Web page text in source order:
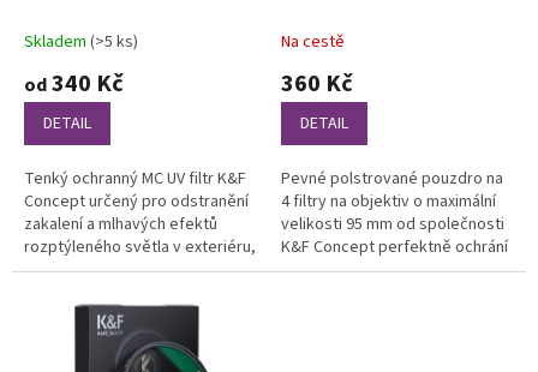
Průměrné
produktu
5,0
5
hvězdiček.
Skladem (>5 ks)
od340 Kč
DETAIL
Tenký ochranný MC UV filtr K&F
Concept určený pro odstranění
zakalení a mlhavých efektů
rozptýleného světla v exteriéru,
rozjasnění a zostření výsledné
Průměrné
hodnocení
produktu
5,0
5
hvězdiček.
Na cestě
360 Kč
DETAIL
Pevné polstrované pouzdro na
4 filtry na objektiv o maximální
velikosti 95 mm od společnosti
K&F Concept perfektně ochrání
vaše filtry během transportu.